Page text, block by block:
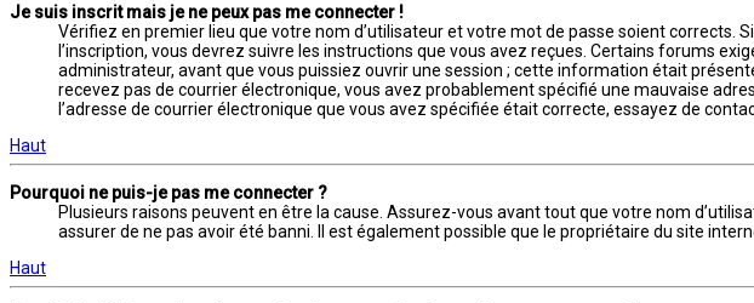
Je suis inscrit mais je ne peux pas me connecter !
Vérifiez en premier lieu que votre nom d’utilisateur et votre mot de passe soient corrects.
l’inscription, vous devrez suivre les instructions que vous avez reçues. Certains forums
administrateur, avant que vous puissiez ouvrir une session ; cette information était
recevez pas de courrier électronique, vous avez probablement spécifié une mauvaise
l’adresse de courrier électronique que vous avez spécifiée était correcte, essayez de
Haut
Pourquoi ne puis-je pas me connecter ?
Plusieurs raisons peuvent en être la cause. Assurez-vous avant tout que votre nom
assurer de ne pas avoir été banni. Il est également possible que le propriétaire du site
Haut